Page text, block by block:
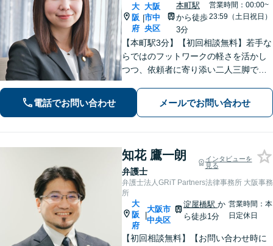
大
阪
府
|
大阪
市中
央区
本町駅
から徒歩
3分
営業時間：00:00~
23:59（土日祝日）
【本町駅3分】【初回相談無料】若手な
らではのフットワークの軽さを活かし
つつ、依頼者に寄り添い二人三脚で解
心感を持っていただくために、常に丁
寧なコミュニケーションを心がけてお
電話でお問い合わせ メールでお問い合わせ
知花 鷹一朗
弁護士
インタビューを
見る
弁護士法人GRiT Partners法律事務所 大阪事務
所
大
阪
府
|
大阪市
中央区
淀屋橋駅か
ら徒歩1分
営業時間：本
日定休日
【初回相談無料】【お問い合わせ時に